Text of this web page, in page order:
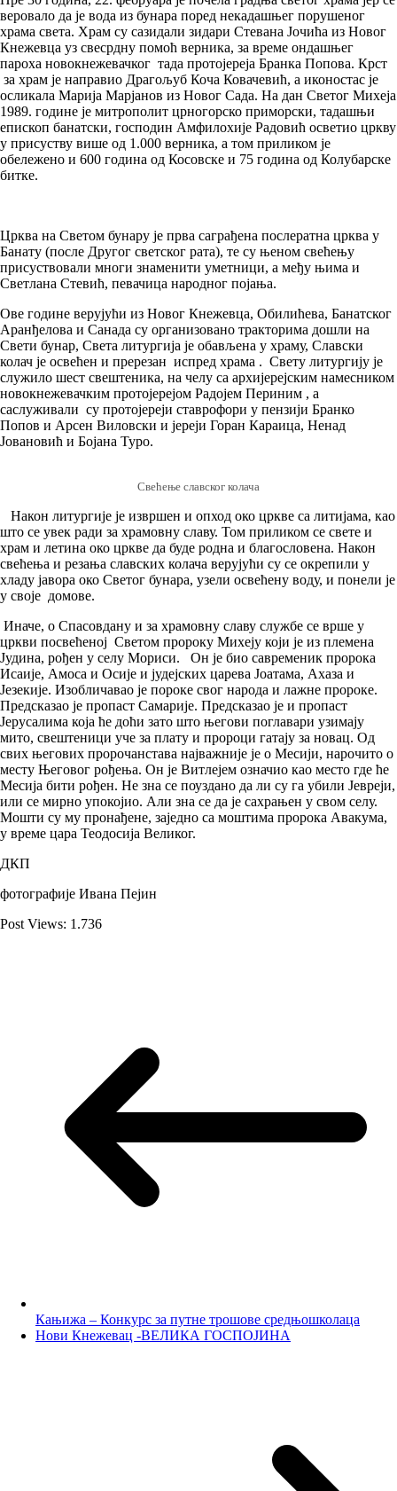
веровало да је вода из бунара поред некадашњег порушеног
храма света. Храм су сазидали зидари Стевана Јочића из Новог
Кнежевца уз свесрдну помоћ верника, за време ондашњег
пароха новокнежевачког тада протојереја Бранка Попова. Крст
за храм је направио Драгољуб Коча Ковачевић, а иконостас је
осликала Марија Марјанов из Новог Сада. На дан Светог Михеја
1989. године је митрополит црногорско приморски, тадашњи
епископ банатски, господин Амфилохије Радовић осветио цркву
у присуству више од 1.000 верника, а том приликом је
обележено и 600 година од Косовске и 75 година од Колубарске
битке.
Црква на Светом бунару је прва саграђена послератна црква у
Банату (после Другог светског рата), те су њеном свећењу
присуствовали многи знаменити уметници, а међу њима и
Светлана Стевић, певачица народног појања.
Ове године верујући из Новог Кнежевца, Обилићева, Банатског
Аранђелова и Санада су организовано тракторима дошли на
Свети бунар, Света литургија је обављена у храму, Славски
колач је освећен и пререзан испред храма . Свету литургију је
служило шест свештеника, на челу са архијерејским намесником
новокнежевачким протојерејом Радојем Периним , а
саслуживали су протојереји ставрофори у пензији Бранко
Попов и Арсен Виловски и јереји Горан Караица, Ненад
Јовановић и Бојана Туро.
Свећење славског колача
Након литургије је извршен и опход око цркве са литијама, као
што се увек ради за храмовну славу. Том приликом се свете и
храм и летина око цркве да буде родна и благословена. Након
свећења и резања славских колача верујући су се окрепили у
хладу јавора око Светог бунара, узели освећену воду, и понели је
у своје домове.
Иначе, о Спасовдану и за храмовну славу службе се врше у
цркви посвећеној Светом пророку Михеју који је из племена
Јудина, рођен у селу Мориси. Он је био савременик пророка
Исаије, Амоса и Осије и јудејских царева Јоатама, Ахаза и
Језекије. Изобличавао је пороке свог народа и лажне пророке.
Предсказао је пропаст Самарије. Предсказао је и пропаст
Јерусалима која ће доћи зато што његови поглавари узимају
мито, свештеници уче за плату и пророци гатају за новац. Од
свих његових пророчанстава најважније је о Месији, нарочито о
месту Његовог рођења. Он је Витлејем означио као место где ће
Месија бити рођен. Не зна се поуздано да ли су га убили Јевреји,
или се мирно упокојио. Али зна се да је сахрањен у свом селу.
Мошти су му пронађене, заједно са моштима пророка Авакума,
у време цара Теодосија Великог.
ДКП
фотографије Ивана Пејин
Post Views: 1.736
Кањижа – Конкурс за путне трошове средњошколаца
Нови Кнежевац -ВЕЛИКА ГОСПОЈИНА